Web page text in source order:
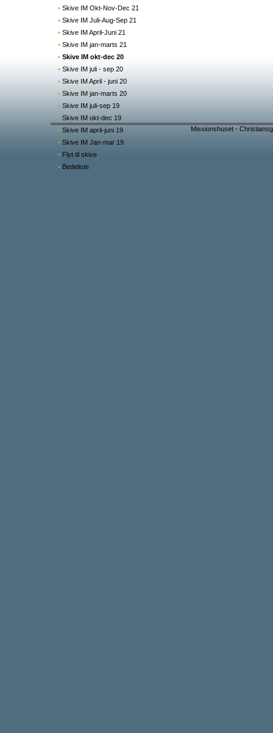
• Skive IM Okt-Nov-Dec 21
• Skive IM Juli-Aug-Sep 21
• Skive IM April-Juni 21
• Skive IM jan-marts 21
• Skive IM okt-dec 20
• Skive IM juli - sep 20
• Skive IM April - juni 20
• Skive IM jan-marts 20
• Skive IM juli-sep 19
• Skive IM okt-dec 19
• Skive IM april-juni 19
• Skive IM Jan-mar 19
• Flyt til skive
• Bedeliste
Missionshuset -